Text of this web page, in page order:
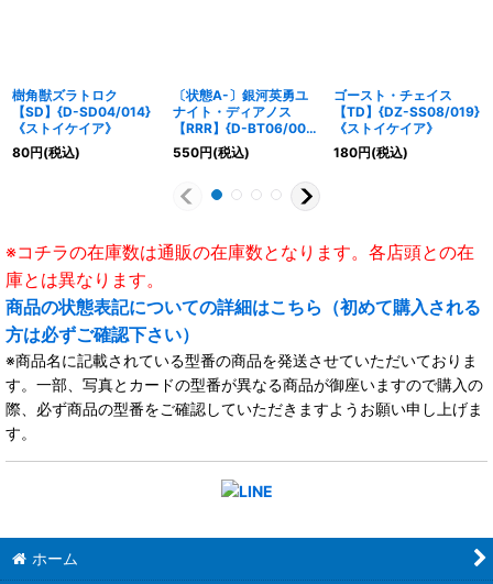
樹角獣ズラトロク
【SD】{D-SD04/014}
《ストイケイア》
80円(税込)
〔状態A-〕銀河英勇ユ
ナイト・ディアノス
【RRR】{D-BT06/007}
《ブラントゲート》
550円(税込)
ゴースト・チェイス
【TD】{DZ-SS08/019}
《ストイケイア》
180円(税込)
※コチラの在庫数は通販の在庫数となります。各店頭との在
庫とは異なります。
商品の状態表記についての詳細はこちら（初めて購入される
方は必ずご確認下さい）
※商品名に記載されている型番の商品を発送させていただいておりま
す。一部、写真とカードの型番が異なる商品が御座いますので購入の
際、必ず商品の型番をご確認していただきますようお願い申し上げま
す。
ホーム